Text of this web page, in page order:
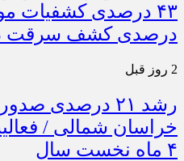
درصدی کشف سرقت
2 روز قبل
رشد ۲۱ درصدی
۴ ماه نخست سال